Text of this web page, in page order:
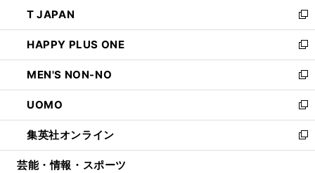
く
で
開
く
ド
ウ
で
開
く
ィ
ン
ド
ウ
で
開
く
い
ウ
ィ
ン
ド
ウ
で
開
く
T JAPAN
新
し
い
ウ
ィ
ン
ド
ウ
で
開
HAPPY PLUS ONE
新
し
い
ウ
ィ
ン
ド
ウ
MEN'S NON-NO
新
し
い
ウ
ィ
ン
UOMO
新
し
い
ウ
集英社オンライン
新
し
芸能・情報・スポーツ